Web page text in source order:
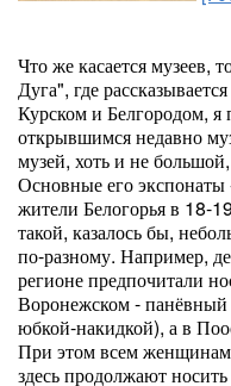
Что же касается
Дуга", где
Курском и Белгородом,
открывшимся недавно
музей, хоть и не
Основные его
жители Белогорья в 18-
такой, казалось бы,
по-разному. Например,
регионе предпочитали
Воронежском - панёвный
юбкой-накидкой), а в
При этом всем женщинам
здесь продолжают